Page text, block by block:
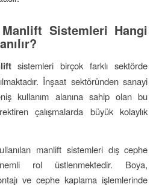
Manlift Sistemleri Hangi
sistemleri birçok farklı sektörde
İnşaat sektöründen sanayi
kullanım alanına sahip olan bu
çalışmalarda büyük kolaylık
manlift sistemleri dış cephe
rol üstlenmektedir. Boya,
ve cephe kaplama işlemlerinde